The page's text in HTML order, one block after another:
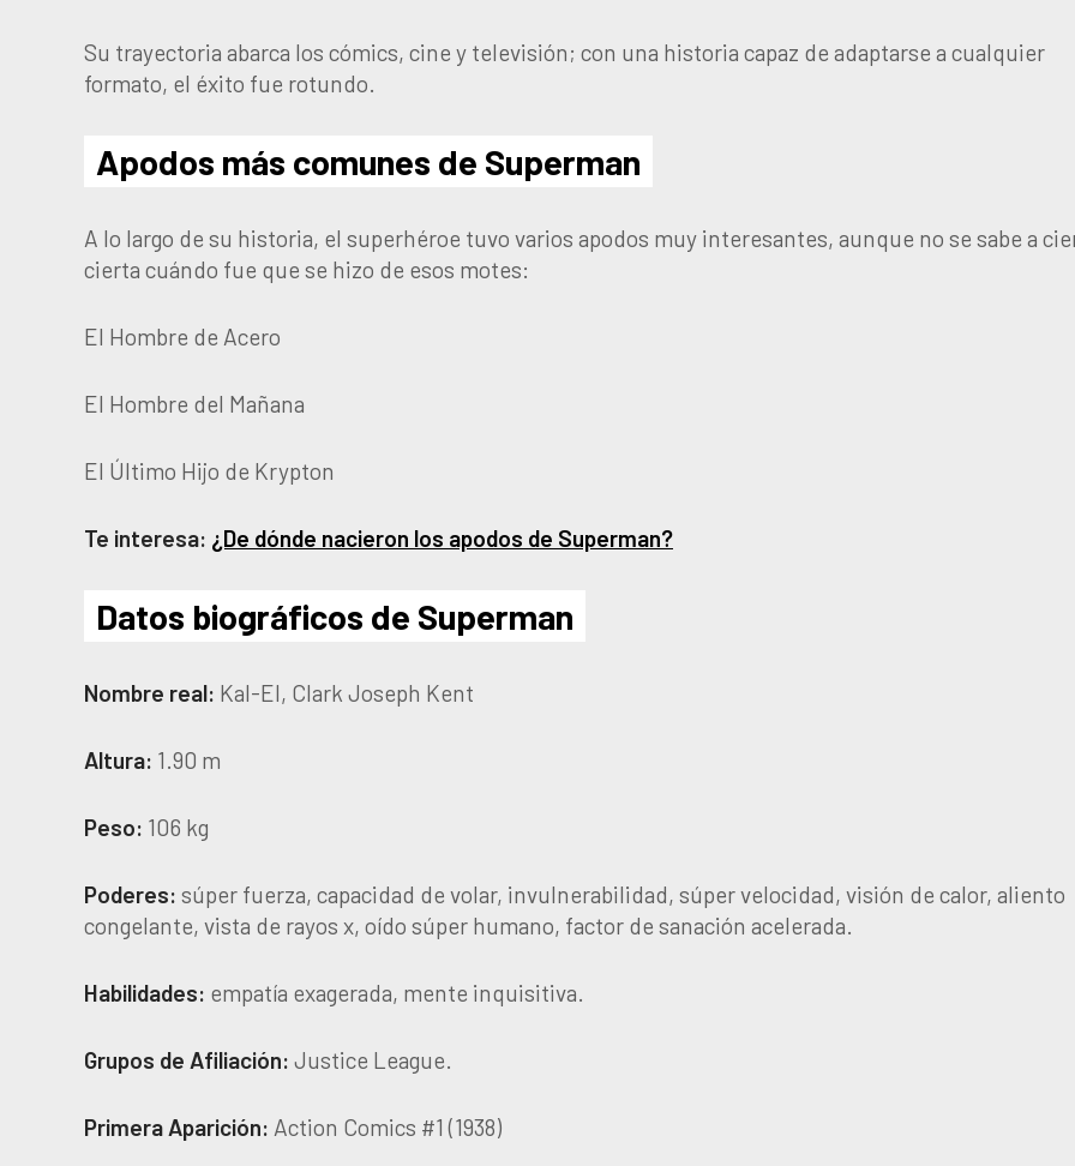
Su trayectoria abarca los cómics, cine y televisión; con una historia capaz de adaptarse a cualquier
formato, el éxito fue rotundo.
Apodos más comunes de Superman
A lo largo de su historia, el superhéroe tuvo varios apodos muy interesantes, aunque no se sabe a
cierta cuándo fue que se hizo de esos motes:
El Hombre de Acero
El Hombre del Mañana
El Último Hijo de Krypton
Te interesa: ¿De dónde nacieron los apodos de Superman?
Datos biográficos de Superman
Nombre real: Kal-El, Clark Joseph Kent
Altura: 1.90 m
Peso: 106 kg
Poderes: súper fuerza, capacidad de volar, invulnerabilidad, súper velocidad, visión de calor, aliento
congelante, vista de rayos x, oído súper humano, factor de sanación acelerada.
Habilidades: empatía exagerada, mente inquisitiva.
Grupos de Afiliación: Justice League.
Primera Aparición: Action Comics #1 (1938)